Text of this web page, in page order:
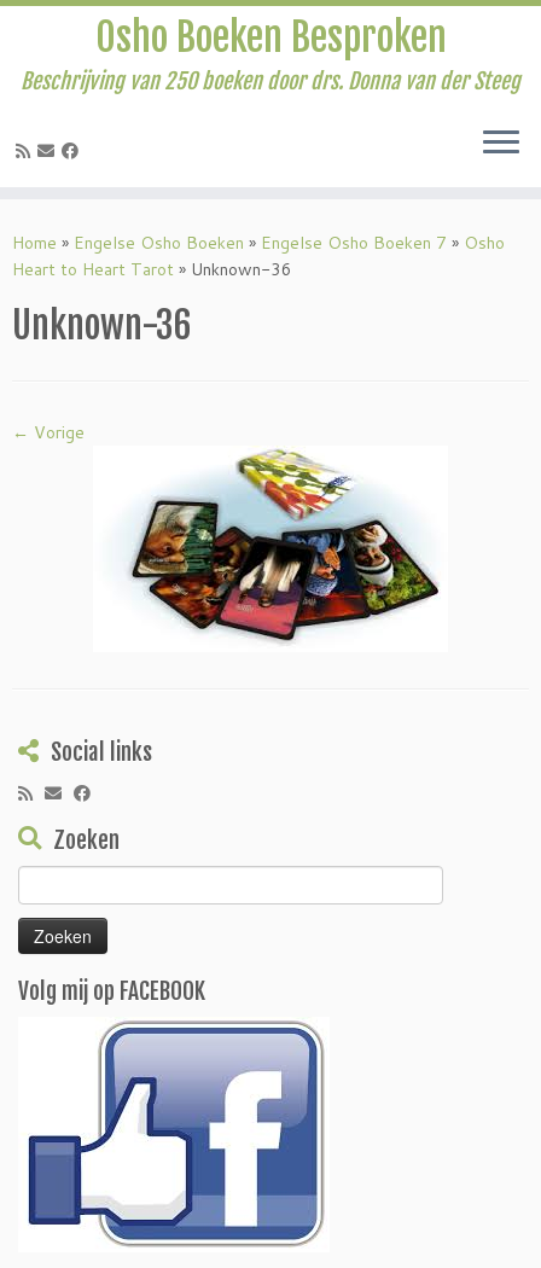
naar
inhoud
Osho Boeken Besproken
Beschrijving van 250 boeken door drs. Donna van der Steeg
Home » Engelse Osho Boeken » Engelse Osho Boeken 7 » Osho
Heart to Heart Tarot » Unknown-36
Unknown-36
← Vorige
Social links
Zoeken
naar:
Volg mij op FACEBOOK